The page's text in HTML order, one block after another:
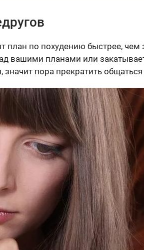
план по похудению быстрее, чем
вашими планами или
пора прекратить